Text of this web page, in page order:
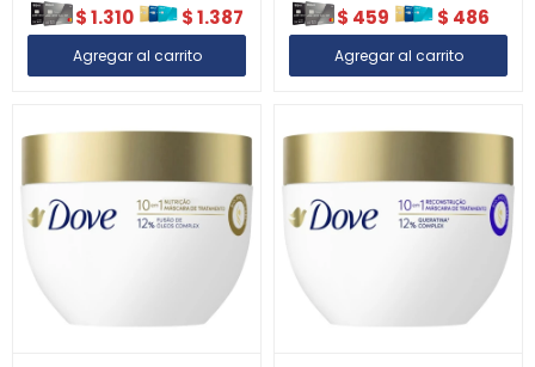
$1.310 $1.387 $ 459 $ 486